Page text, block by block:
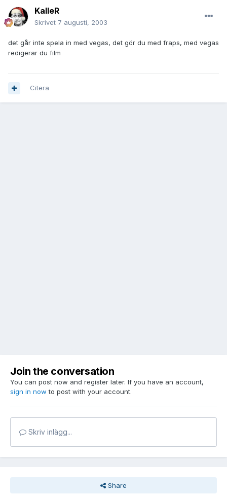
KalleR
Skrivet 7 augusti, 2003
det går inte spela in med vegas, det gör du med fraps, med vegas
redigerar du film
Citera
Join the conversation
You can post now and register later. If you have an account,
sign in now to post with your account.
Skriv inlägg...
Share